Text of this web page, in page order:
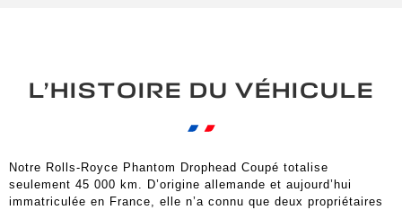
L’HISTOIRE DU VÉHICULE
Notre Rolls-Royce Phantom Drophead Coupé totalise
seulement 45 000 km. D’origine allemande et aujourd’hui
immatriculée en France, elle n’a connu que deux propriétaires